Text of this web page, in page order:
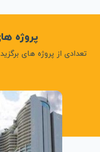
پروژه
تعدادی از پروژه های